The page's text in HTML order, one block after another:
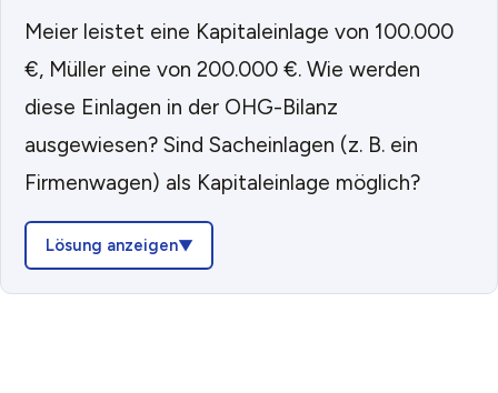
Meier leistet eine Kapitaleinlage von 100.000
€, Müller eine von 200.000 €. Wie werden
diese Einlagen in der OHG-Bilanz
ausgewiesen? Sind Sacheinlagen (z. B. ein
Firmenwagen) als Kapitaleinlage möglich?
Lösung anzeigen